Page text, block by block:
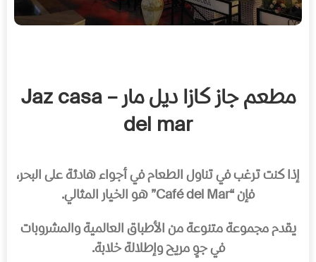
مطعم جاز كازا ديل مار – Jaz casa
del mar
إذا كنت ترغب في تناول الطعام في أجواء هادئة على البحر،
فإن “Café del Mar” هو الخيار المثالي.
يقدم مجموعة متنوعة من الأطباق العالمية والمشروبات
في جوٍ مريح وإطلالة خلابة.